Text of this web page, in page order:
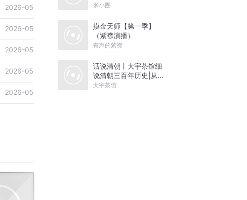
2026-05
2026-05
2026-05
2026-05
2026-05
米小圈
摸金天师【第一季】
（紫襟演播）
有声的紫襟
话说清朝丨大宇茶馆细
说清朝三百年历史|从努
尔哈赤到末代皇帝溥仪|
大宇茶馆